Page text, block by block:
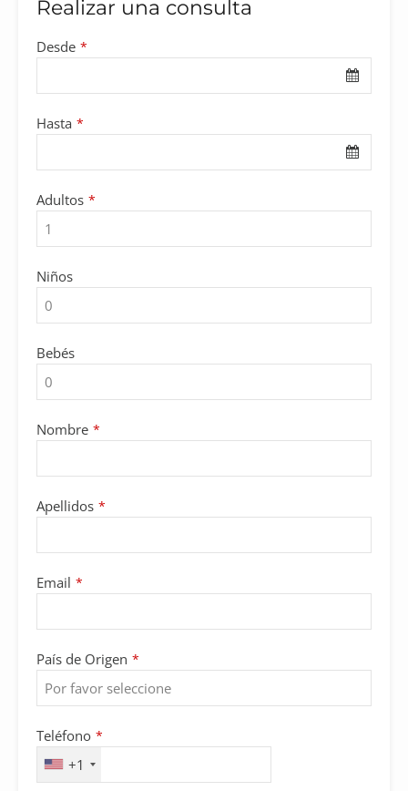
Realizar una consulta
Desde *
Hasta *
Website
URL *
Adultos *
Niños
Bebés
Nombre *
Apellidos *
Email *
País de Origen *
Teléfono *
+1